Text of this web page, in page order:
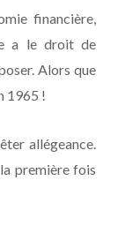
financière,
a le droit de
Alors que
1965 !
allégeance.
première fois